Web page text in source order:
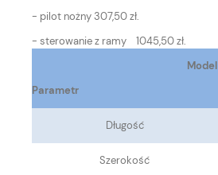
- pilot nożny 307,50 zł.
- sterowanie z ramy 1045,50 zł.
Model
Parametr
Długość
Szerokość